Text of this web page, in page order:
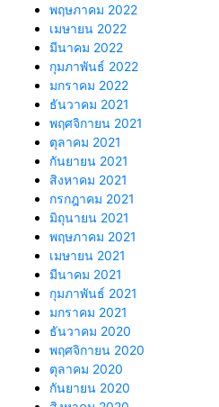
พฤษภาคม 2022
เมษายน 2022
มีนาคม 2022
กุมภาพันธ์ 2022
มกราคม 2022
ธันวาคม 2021
พฤศจิกายน 2021
ตุลาคม 2021
กันยายน 2021
สิงหาคม 2021
กรกฎาคม 2021
มิถุนายน 2021
พฤษภาคม 2021
เมษายน 2021
มีนาคม 2021
กุมภาพันธ์ 2021
มกราคม 2021
ธันวาคม 2020
พฤศจิกายน 2020
ตุลาคม 2020
กันยายน 2020